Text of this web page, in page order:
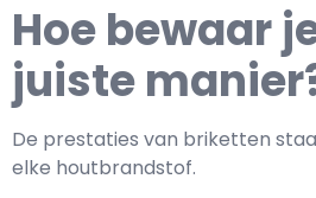
Hoe bewaar
juiste
De prestaties van briketten
elke houtbrandstof.